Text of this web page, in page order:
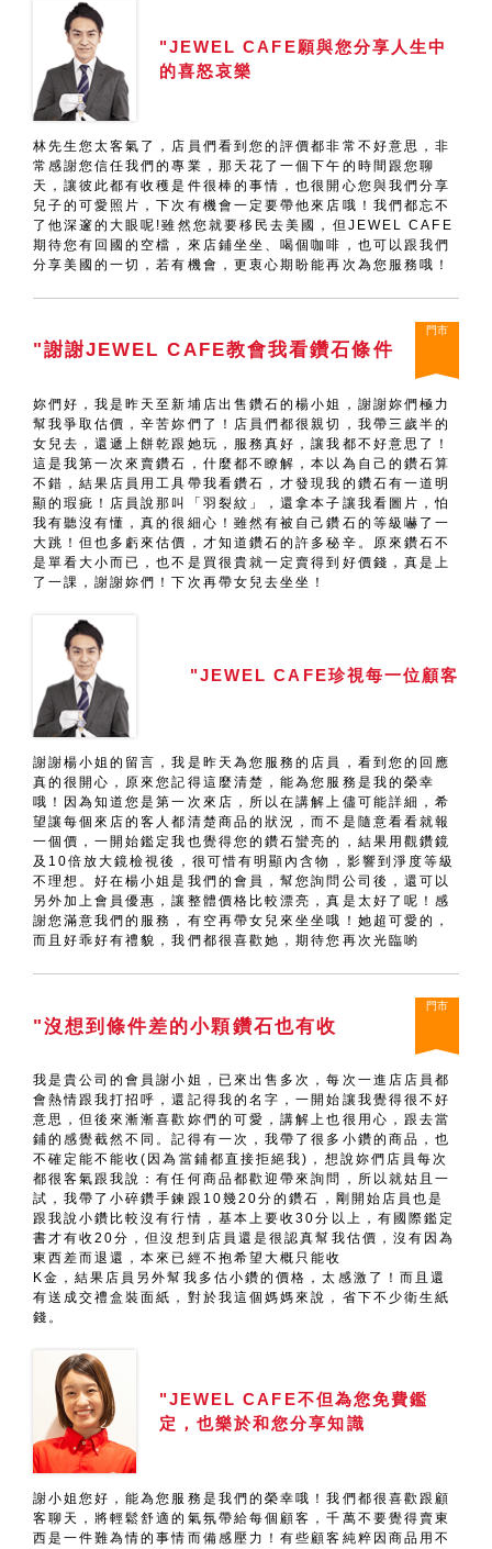
"JEWEL CAFE願與您分享人生中
的喜怒哀樂
林先生您太客氣了，店員們看到您的評價都非常不好意思，非
常感謝您信任我們的專業，那天花了一個下午的時間跟您聊
天，讓彼此都有收穫是件很棒的事情，也很開心您與我們分享
兒子的可愛照片，下次有機會一定要帶他來店哦！我們都忘不
了他深邃的大眼呢!雖然您就要移民去美國，但JEWEL CAFE
期待您有回國的空檔，來店鋪坐坐、喝個咖啡，也可以跟我們
分享美國的一切，若有機會，更衷心期盼能再次為您服務哦！
"謝謝JEWEL CAFE教會我看鑽石條件
門市
妳們好，我是昨天至新埔店出售鑽石的楊小姐，謝謝妳們極力
幫我爭取估價，辛苦妳們了！店員們都很親切，我帶三歲半的
女兒去，還遞上餅乾跟她玩，服務真好，讓我都不好意思了！
這是我第一次來賣鑽石，什麼都不瞭解，本以為自己的鑽石算
不錯，結果店員用工具帶我看鑽石，才發現我的鑽石有一道明
顯的瑕疵！店員說那叫「羽裂紋」，還拿本子讓我看圖片，怕
我有聽沒有懂，真的很細心！雖然有被自己鑽石的等級嚇了一
大跳！但也多虧來估價，才知道鑽石的許多秘辛。原來鑽石不
是單看大小而已，也不是買很貴就一定賣得到好價錢，真是上
了一課，謝謝妳們！下次再帶女兒去坐坐！
"JEWEL CAFE珍視每一位顧客
謝謝楊小姐的留言，我是昨天為您服務的店員，看到您的回應
真的很開心，原來您記得這麼清楚，能為您服務是我的榮幸
哦！因為知道您是第一次來店，所以在講解上儘可能詳細，希
望讓每個來店的客人都清楚商品的狀況，而不是隨意看看就報
一個價，一開始鑑定我也覺得您的鑽石蠻亮的，結果用觀鑽鏡
及10倍放大鏡檢視後，很可惜有明顯內含物，影響到淨度等級
不理想。好在楊小姐是我們的會員，幫您詢問公司後，還可以
另外加上會員優惠，讓整體價格比較漂亮，真是太好了呢！感
謝您滿意我們的服務，有空再帶女兒來坐坐哦！她超可愛的，
而且好乖好有禮貌，我們都很喜歡她，期待您再次光臨喲
"沒想到條件差的小顆鑽石也有收
門市
我是貴公司的會員謝小姐，已來出售多次，每次一進店店員都
會熱情跟我打招呼，還記得我的名字，一開始讓我覺得很不好
意思，但後來漸漸喜歡妳們的可愛，講解上也很用心，跟去當
鋪的感覺截然不同。記得有一次，我帶了很多小鑽的商品，也
不確定能不能收(因為當鋪都直接拒絕我)，想說妳們店員每次
都很客氣跟我說：有任何商品都歡迎帶來詢問，所以就姑且一
試，我帶了小碎鑽手鍊跟10幾20分的鑽石，剛開始店員也是
跟我說小鑽比較沒有行情，基本上要收30分以上，有國際鑑定
書才有收20分，但沒想到店員還是很認真幫我估價，沒有因為
東西差而退還，本來已經不抱希望大概只能收
K金，結果店員另外幫我多估小鑽的價格，太感激了！而且還
有送成交禮盒裝面紙，對於我這個媽媽來說，省下不少衛生紙
錢。
"JEWEL CAFE不但為您免費鑑
定，也樂於和您分享知識
謝小姐您好，能為您服務是我們的榮幸哦！我們都很喜歡跟顧
客聊天，將輕鬆舒適的氣氛帶給每個顧客，千萬不要覺得賣東
西是一件難為情的事情而備感壓力！有些顧客純粹因商品用不